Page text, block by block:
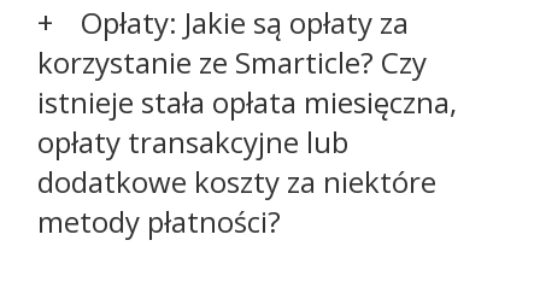
Opłaty: Jakie są opłaty za
korzystanie ze Smarticle? Czy
istnieje stała opłata miesięczna,
opłaty transakcyjne lub
dodatkowe koszty za niektóre
metody płatności?